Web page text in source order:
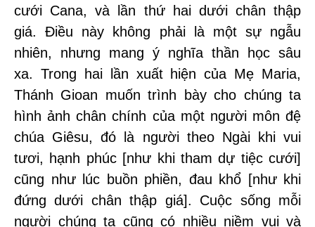
cưới Cana, và lần thứ hai dưới chân thập
giá. Điều này không phải là một sự ngẫu
nhiên, nhưng mang ý nghĩa thần học sâu
xa. Trong hai lần xuất hiện của Mẹ Maria,
Thánh Gioan muốn trình bày cho chúng ta
hình ảnh chân chính của một người môn đệ
chúa Giêsu, đó là người theo Ngài khi vui
tươi, hạnh phúc [như khi tham dự tiệc cưới]
cũng như lúc buồn phiền, đau khổ [như khi
đứng dưới chân thập giá]. Cuộc sống mỗi
người chúng ta cũng có nhiều niềm vui và